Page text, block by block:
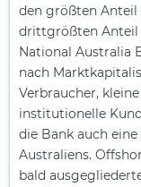
den größten Anteil
drittgrößten Anteil
National Australia
nach
Verbraucher,
institutionelle
die Bank auch
Australiens.
bald